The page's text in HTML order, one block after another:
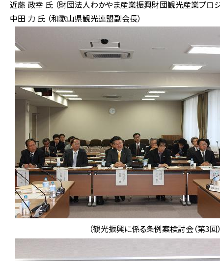
近藤 政幸 氏 （財団法人わかやま産業振興財団観光産業プロジ
中田 力 氏 （和歌山県観光連盟副会長）
（観光振興に係る条例案検討会（第3回